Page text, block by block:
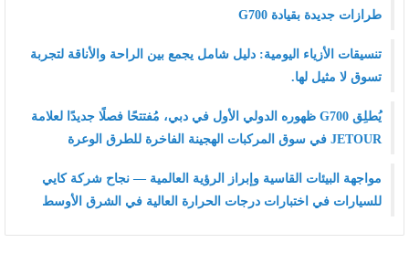
طرازات جديدة بقيادة G700
تنسيقات الأزياء اليومية: دليل شامل يجمع بين الراحة والأناقة لتجربة
تسوق لا مثيل لها.
يُطلِق G700 ظهوره الدولي الأول في دبي، مُفتتحًا فصلًا جديدًا لعلامة
JETOUR في سوق المركبات الهجينة الفاخرة للطرق الوعرة
مواجهة البيئات القاسية وإبراز الرؤية العالمية — نجاح شركة كايي
للسيارات في اختبارات درجات الحرارة العالية في الشرق الأوسط